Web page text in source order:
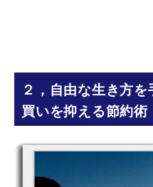
２，自由な生き方
買いを抑える節約術